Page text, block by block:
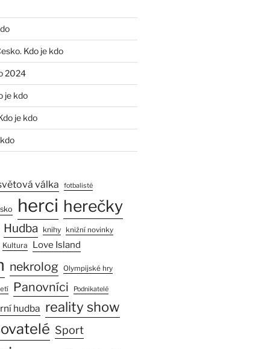
Kdo je kdo
2024
je kdo
je kdo
válka fotbalisté
herci herečky
Hudba knihy knižní novinky
Kultura Love Island
nekrolog Olympijské hry
Panovníci Podnikatelé
hudba reality show
Sport